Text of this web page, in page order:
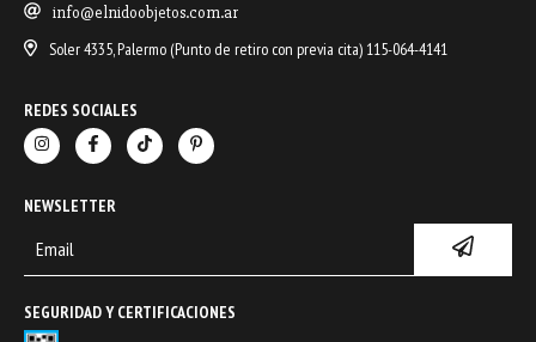
info@elnidoobjetos.com.ar
Soler 4335, Palermo (Punto de retiro con previa cita) 115-064-4141
REDES SOCIALES
NEWSLETTER
SEGURIDAD Y CERTIFICACIONES